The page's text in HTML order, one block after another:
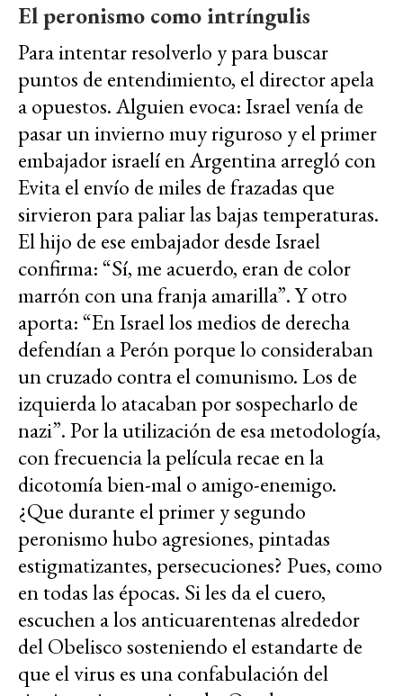
El peronismo como intríngulis
Para intentar resolverlo y para buscar
puntos de entendimiento, el director apela
a opuestos. Alguien evoca: Israel venía de
pasar un invierno muy riguroso y el primer
embajador israelí en Argentina arregló con
Evita el envío de miles de frazadas que
sirvieron para paliar las bajas temperaturas.
El hijo de ese embajador desde Israel
confirma: “Sí, me acuerdo, eran de color
marrón con una franja amarilla”. Y otro
aporta: “En Israel los medios de derecha
defendían a Perón porque lo consideraban
un cruzado contra el comunismo. Los de
izquierda lo atacaban por sospecharlo de
nazi”. Por la utilización de esa metodología,
con frecuencia la película recae en la
dicotomía bien-mal o amigo-enemigo.
¿Que durante el primer y segundo
peronismo hubo agresiones, pintadas
estigmatizantes, persecuciones? Pues, como
en todas las épocas. Si les da el cuero,
escuchen a los anticuarentenas alrededor
del Obelisco sosteniendo el estandarte de
que el virus es una confabulación del